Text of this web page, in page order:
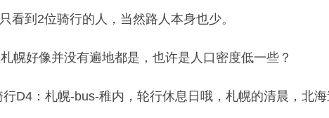
看到2位骑行的人，当然路人本身也少。
幌好像并没有遍地都是，也许是人口密度低一些？
D4：札幌-bus-稚内，轮行休息日哦，札幌的清晨，北